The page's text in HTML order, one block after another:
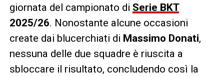
giornata del campionato di Serie BKT
2025/26. Nonostante alcune occasioni
create dai blucerchiati di Massimo Donati,
nessuna delle due squadre è riuscita a
sbloccare il risultato, concludendo così la